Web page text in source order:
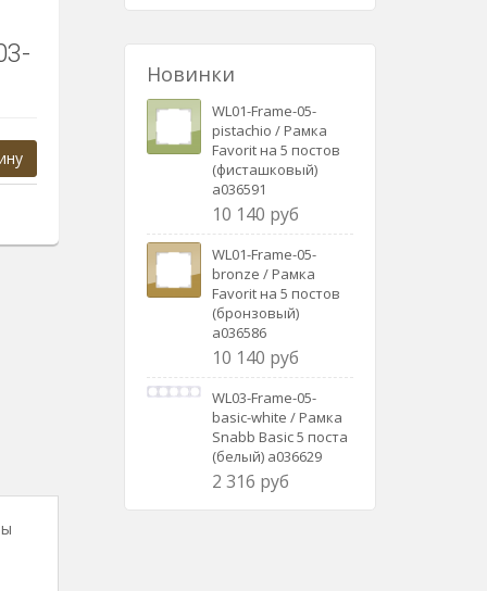
Новинки
WL01-Frame-05-
pistachio / Рамка
Favorit на 5 постов
(фисташковый)
a036591
10 140 руб
WL01-Frame-05-
bronze / Рамка
Favorit на 5 постов
(бронзовый)
a036586
10 140 руб
WL03-Frame-05-
basic-white / Рамка
Snabb Basic 5 поста
(белый) a036629
2 316 руб